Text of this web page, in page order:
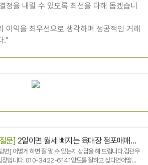
정을 내릴 수 있도록 최선을 다해 돕겠습니
이익을 최우선으로 생각하며 성공적인 거래
."
문] 2일이면 월세 빠지는 육대장 점포매매합니다.
변] 어떻게 하면 잘 팔 수 있는지 상담을 해 드립니다.김관우
장입니다. 010-3422-6141양도를 잘하고 싶다면어떻게